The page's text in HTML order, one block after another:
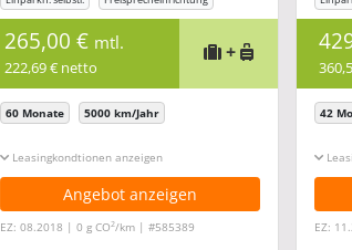
265,00 € mtl.
222,69 € netto
+
60 Monate 5000 km/Jahr
Leasingkonditionen ein-/ausblenden
Angebot anzeigen
EZ: 08.2018 | 0 g CO2/km | #585389
42
EZ: